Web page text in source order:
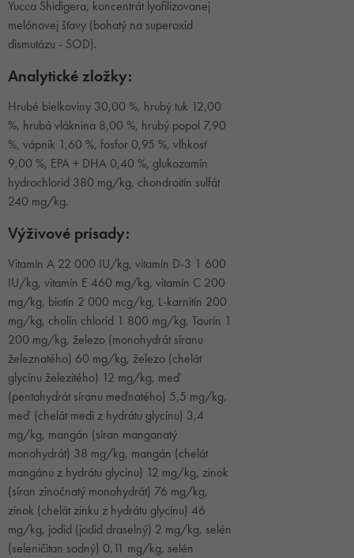
Yucca Shidigera, koncentrát lyofilizovanej
melónovej šťavy (bohatý na superoxid
dismutázu - SOD).
Analytické zložky:
Hrubé bielkoviny 30,00 %, hrubý tuk 12,00
%, hrubá vláknina 8,00 %, hrubý popol 7,90
%, vápnik 1,60 %, fosfor 0,95 %, vlhkosť
9,00 %, EPA + DHA 0,40 %, glukozamín
hydrochlorid 380 mg/kg, chondroitín sulfát
240 mg/kg.
Výživové prísady:
Vitamín A 22 000 IU/kg, vitamín D-3 1 600
IU/kg, vitamín E 460 mg/kg, vitamín C 200
mg/kg, biotín 2 000 mcg/kg, L-karnitín 200
mg/kg, cholín chlorid 1 800 mg/kg, Taurín 1
200 mg/kg, železo (monohydrát síranu
železnatého) 60 mg/kg, železo (chelát
glycínu železitého) 12 mg/kg, meď
(pentahydrát síranu meďnatého) 5,5 mg/kg,
meď (chelát medi z hydrátu glycínu) 3,4
mg/kg, mangán (síran manganatý
monohydrát) 38 mg/kg, mangán (chelát
mangánu z hydrátu glycínu) 12 mg/kg, zinok
(síran zinočnatý monohydrát) 76 mg/kg,
zinok (chelát zinku z hydrátu glycínu) 46
mg/kg, jodid (jodid draselný) 2 mg/kg, selén
(seleničitan sodný) 0,11 mg/kg, selén